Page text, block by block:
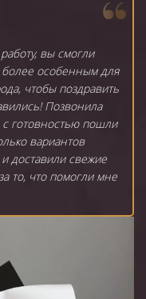
вы смогли
особенным для
чтобы поздравить
Позвонила
готовностью пошли
вариантов
доставили свежие
то, что помогли мне